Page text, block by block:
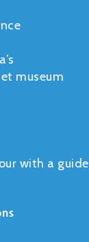
museum
with a guide